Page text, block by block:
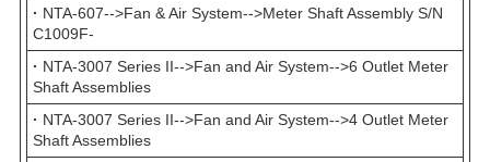
· NTA-607-->Fan & Air System-->Meter Shaft Assembly S/N
C1009F-
· NTA-3007 Series II-->Fan and Air System-->6 Outlet Meter
Shaft Assemblies
· NTA-3007 Series II-->Fan and Air System-->4 Outlet Meter
Shaft Assemblies